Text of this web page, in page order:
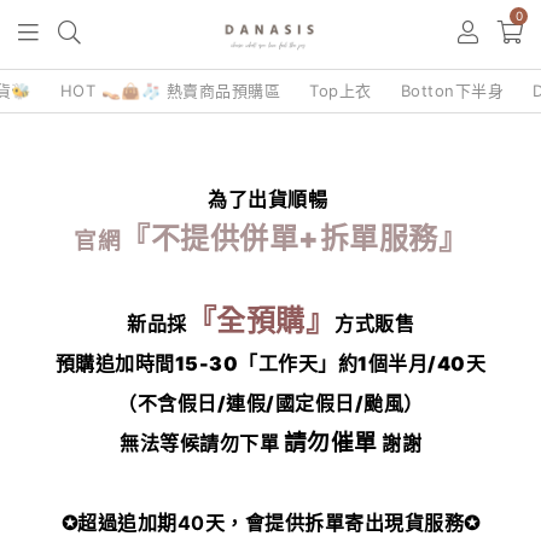
0
🐝 HOT 👡👜🧦 熱賣商品預購區 Top上衣 Botton下半身
為了出貨順暢
官網 『不提供併單+拆單服務』
新品採『全預購』
方式販售
預購追加時間15-30「工作天」約1個半月/40天
（不含假日/連假/國定假日/颱風）
無法等候請勿下單 請勿催單 謝謝
✪超過追加期40天，會提供拆單寄出現貨服務✪